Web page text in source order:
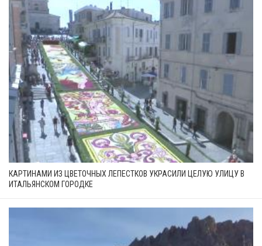
КАРТИНАМИ ИЗ ЦВЕТОЧНЫХ ЛЕПЕСТКОВ УКРАСИЛИ ЦЕЛУЮ УЛИЦУ В
ИТАЛЬЯНСКОМ ГОРОДКЕ